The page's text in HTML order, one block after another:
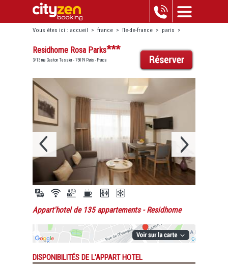
Vous êtes ici : accueil > france > île-de-france > paris >
buttes-chaumont> residhome rosa parks
Residhome Rosa Parks***
3/13 rue Gaston Tessier - 75019 Paris - France
Appart'hotel de 135 appartements- Residhome
DISPONIBILITÉS DE L'APPART HOTEL